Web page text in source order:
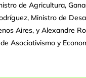
de Agricultura,
Ministro de
Aires, y Alexandre
Asociativismo y